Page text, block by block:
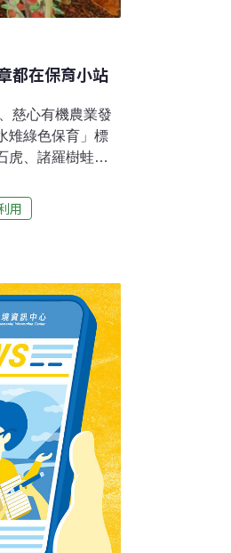
都在保育小站
慈心有機農業發
雉綠色保育」標
虎、諸羅樹蛙、
腳印》特展紀
者一同走進綠
民用「直播稻
水雉及彩鷸、紅
農藥中毒，度冬
採用友善環境的
用